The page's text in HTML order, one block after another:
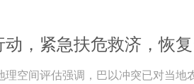
，紧急扶危救济，恢
空间评估强调，巴以冲突已对当地